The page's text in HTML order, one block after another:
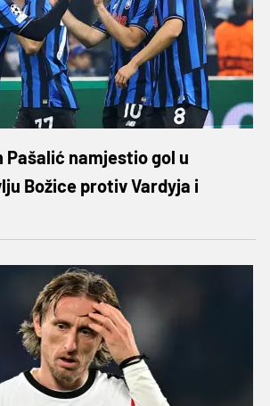
Pašalić namjestio gol u
Božice protiv Vardyja i